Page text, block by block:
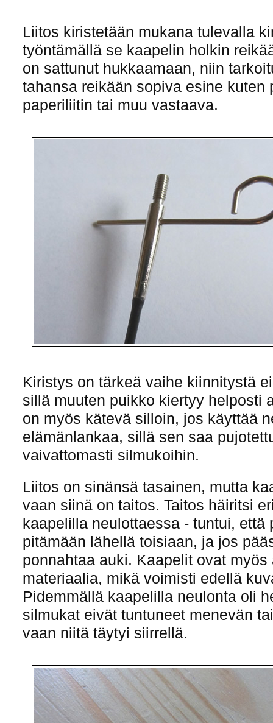
Liitos kiristetään mukana tulevalla
työntämällä se kaapelin holkin
on sattunut hukkaamaan, niin
tahansa reikään sopiva esine kuten
paperiliitin tai muu vastaava.
Kiristys on tärkeä vaihe kiinnitystä
sillä muuten puikko kiertyy helposti
on myös kätevä silloin, jos käyttää
elämänlankaa, sillä sen saa
vaivattomasti silmukoihin.
Liitos on sinänsä tasainen, mutta
vaan siinä on taitos. Taitos häiritsi
kaapelilla neulottaessa - tuntui, että
pitämään lähellä toisiaan, ja jos
ponnahtaa auki. Kaapelit ovat
materiaalia, mikä voimisti edellä
Pidemmällä kaapelilla neulonta oli
silmukat eivät tuntuneet menevän
vaan niitä täytyi siirrellä.